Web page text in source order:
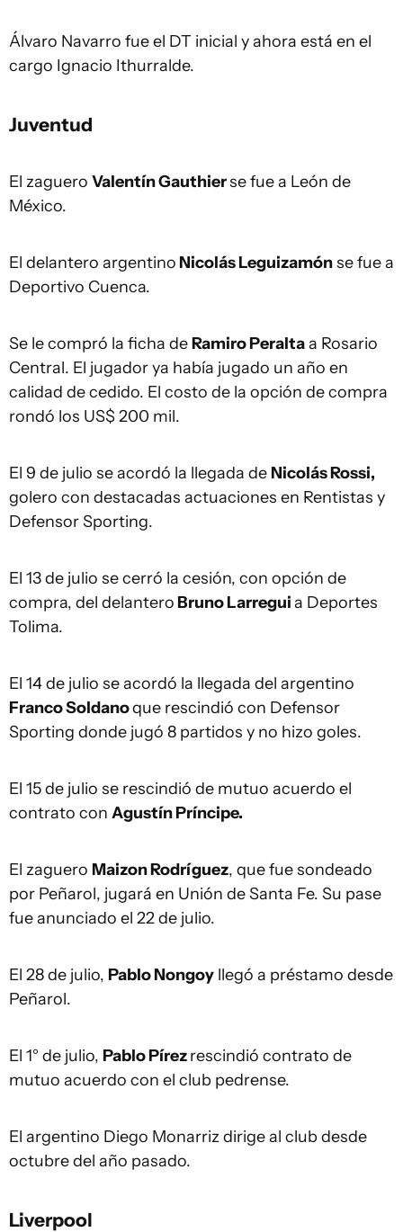
Álvaro Navarro fue el DT inicial y ahora está en el
cargo Ignacio Ithurralde.
Juventud
El zaguero Valentín Gauthierse fue a León de
México.
El delantero argentino Nicolás Leguizamónse fue a
Deportivo Cuenca.
Se le compró la ficha deRamiro Peraltaa Rosario
Central. El jugador ya había jugado un año en
calidad de cedido. El costo de la opción de compra
rondó los US$ 200 mil.
El 9 de julio se acordó la llegada de Nicolás Rossi,
golero con destacadas actuaciones en Rentistas y
Defensor Sporting.
El 13 de julio se cerró la cesión, con opción de
compra, del delantero Bruno Larreguia Deportes
Tolima.
El 14 de julio se acordó la llegada del argentino
Franco Soldanoque rescindió con Defensor
Sporting donde jugó 8 partidos y no hizo goles.
El 15 de julio se rescindió de mutuo acuerdo el
contrato con Agustín Príncipe.
El zaguero Maizon Rodríguez, que fue sondeado
por Peñarol, jugará en Unión de Santa Fe. Su pase
fue anunciado el 22 de julio.
El 28 de julio, Pablo Nongoy llegó a préstamo desde
Peñarol.
El 1° de julio, Pablo Pírezrescindió contrato de
mutuo acuerdo con el club pedrense.
El argentino Diego Monarriz dirige al club desde
octubre del año pasado.
Liverpool